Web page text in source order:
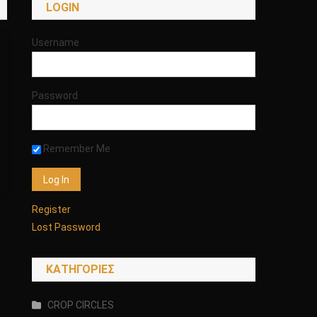
LOGIN
Username
Password
Remember Me
Register
Lost Password
KΑΤΗΓΟΡΊΕΣ
CROP CIRCLES